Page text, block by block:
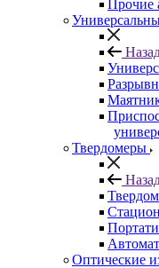
Прочие
Твердомеры
Оптические